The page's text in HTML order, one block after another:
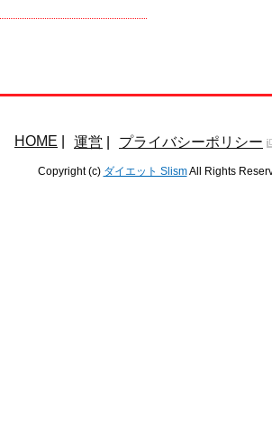
HOME 運営 プライバシーポリシー
Copyright (c) ダイエット SlismAll Rights